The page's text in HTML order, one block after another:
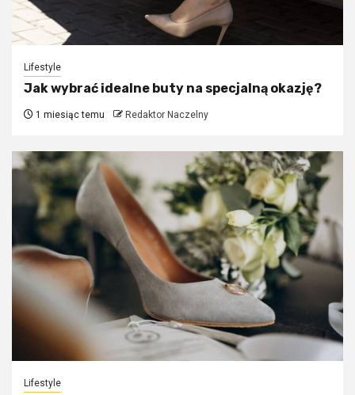
Lifestyle
Jak wybrać idealne buty na specjalną okazję?
1 miesiąc temu Redaktor Naczelny
Lifestyle